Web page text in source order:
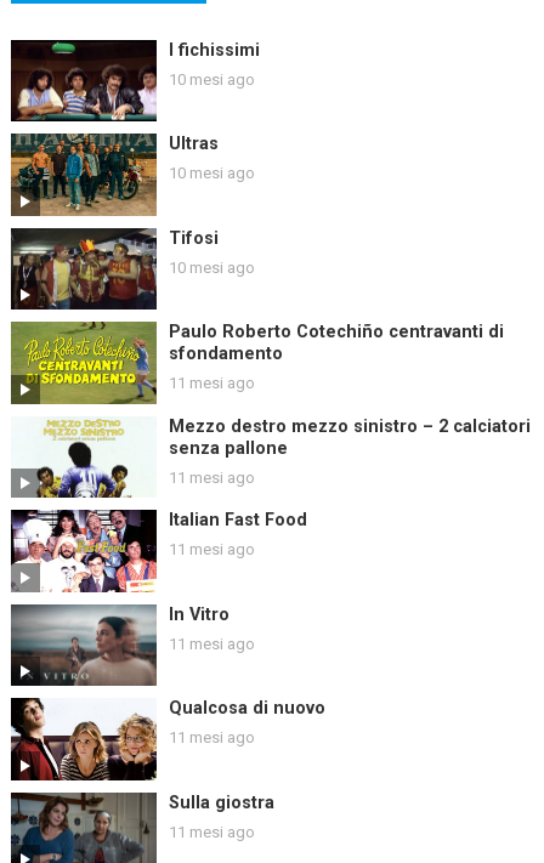
I fichissimi
10 mesi ago
Ultras
10 mesi ago
Tifosi
10 mesi ago
Paulo Roberto Cotechiño centravanti di
sfondamento
11 mesi ago
Mezzo destro mezzo sinistro – 2 calciatori
senza pallone
11 mesi ago
Italian Fast Food
11 mesi ago
In Vitro
11 mesi ago
Qualcosa di nuovo
11 mesi ago
Sulla giostra
11 mesi ago